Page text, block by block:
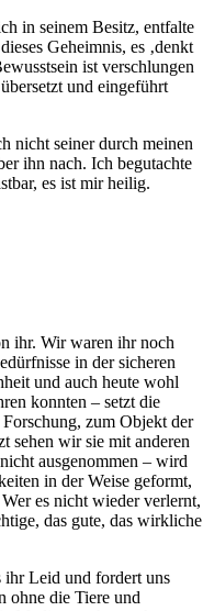
in seinem Besitz, entfalte
Geheimnis, es ‚denkt
ist verschlungen
und eingeführt
nicht seiner durch meinen
ihn nach. Ich begutachte
es ist mir heilig.
ihr. Wir waren ihr noch
in der sicheren
und auch heute wohl
konnten – setzt die
zum Objekt der
sehen wir sie mit anderen
ausgenommen – wird
in der Weise geformt,
es nicht wieder verlernt,
das gute, das wirkliche
ihr Leid und fordert uns
ohne die Tiere und